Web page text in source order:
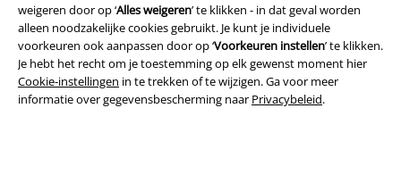
weigeren door op ‘Alles weigeren’ te klikken - in dat geval worden
alleen noodzakelijke cookies gebruikt. Je kunt je individuele
voorkeuren ook aanpassen door op ‘Voorkeuren instellen’ te klikken.
Je hebt het recht om je toestemming op elk gewenst moment hier
Cookie-instellingen in te trekken of te wijzigen. Ga voor meer
informatie over gegevensbescherming naar Privacybeleid.
Bedrijfsgegevens
Privacyverklaring
Verklaring van conformiteit